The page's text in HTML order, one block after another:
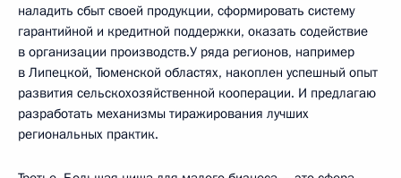
наладить сбыт своей продукции, сформировать систему
гарантийной и кредитной поддержки, оказать содействие
в организации производств.У ряда регионов, например
в Липецкой, Тюменской областях, накоплен успешный опыт
развития сельскохозяйственной кооперации. И предлагаю
разработать механизмы тиражирования лучших
региональных практик.